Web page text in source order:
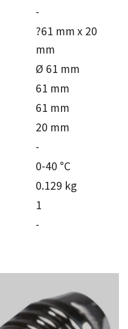
-
?61 mm x 20
mm
Ø 61 mm
61 mm
61 mm
20 mm
-
0-40 °C
0.129 kg
1
-